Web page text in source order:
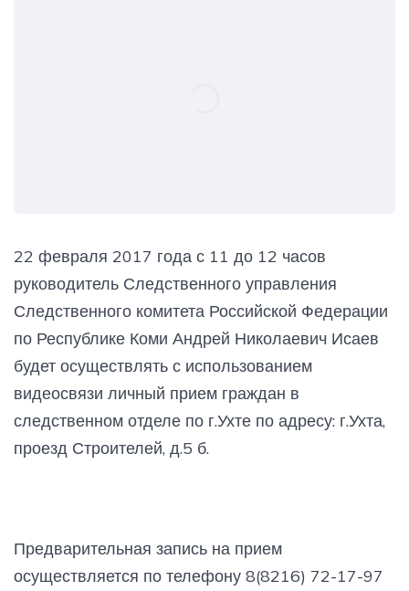
22 февраля 2017 года с 11 до 12 часов
руководитель Следственного управления
Следственного комитета Российской Федерации
по Республике Коми Андрей Николаевич Исаев
будет осуществлять с использованием
видеосвязи личный прием граждан в
следственном отделе по г.Ухте по адресу: г.Ухта,
проезд Строителей, д.5 б.
Предварительная запись на прием
осуществляется по телефону 8(8216) 72-17-97